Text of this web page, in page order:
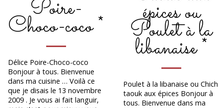
Poire-
Choco-coco *
Délice Poire-Choco-coco
Bonjour à tous. Bienvenue
dans ma cuisine … Voilà ce
que je disais le 13 novembre
2009 . Je vous ai fait languir,
épices ou
Poulet à la
libanaise *
Poulet à la libanaise ou Chich
taouk aux épices Bonjour à
tous. Bienvenue dans ma